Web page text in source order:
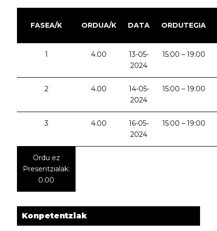
FASEA/K ORDUA/K DATA ORDUTEGIA
1 4.00
13-05-
2024
15:00 – 19:00
2 4.00
14-05-
2024
15:00 – 19:00
3 4.00
16-05-
2024
15:00 – 19:00
Ordu ez
Presentzialak:
0.00
Konpetentziak